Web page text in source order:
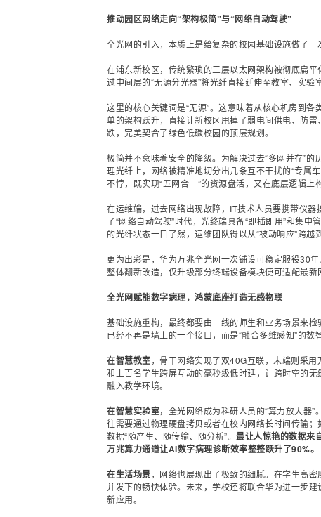
推动园区网络走向“架构极简”与“网络自动驾驶”
全光网的引入，本质上是给复杂的校园基础设施做了一
在浦东新校区，传统繁琐的三层以太网架构被彻底扁
过中间层的“无源分光器”将光纤直接延伸至教室、实验
这里的核心关键词是“无源”。这意味着从核心机房到
单的架构跃升，直接让新校区甩掉了弱电间供电、防
跌，完美契合了绿色低碳校园的顶层规划。
极简并不意味着安全的降级。为解决过去“多网并存”
理光纤上，网络被精准地切分出几条互不干扰的“专属
不悖，既实现“五网合一”的资源盘活，又在底层逻辑上
在运维端，过去网络出现故障，IT技术人员要携带仪
了“网络自动驾驶”时代，光终端具备“即插即用”和集
的光纤状态一目了然，运维团队得以从“被动响应”跨越
更为出彩是，华为万兆全光网一次铺设可稳定服役30
整体翻新改造，仅升级部分终端设备模块便可适配最新
全光网赋能数字病理，鸿蒙底座打造无感物联
基础设施重构，最终都要由一线的师生和业务场景来
已经不再是墙上的一个接口，而是“融合多维感知”的数
在智慧教室， 骨干网络实现了双40G互联，末端则采用
和上百名学生跨屏互动的毫秒级低时延，让跨时空的
融入教学环境。
在智慧实验室，全光网络成为科研人员的“算力放大器”
往需要通过物理硬盘拷贝或者在校内网络长时间传输
数据“随产生、随传输、随分析”。 最让人惊艳的数据来
万兆算力通道让AI数字病理诊断效率整整跃升了90%。
在生活场景，网络也展现出了极致的细腻。在学生高
并发下的畅快体验。未来，学校还将联合华为进一步
新应用。